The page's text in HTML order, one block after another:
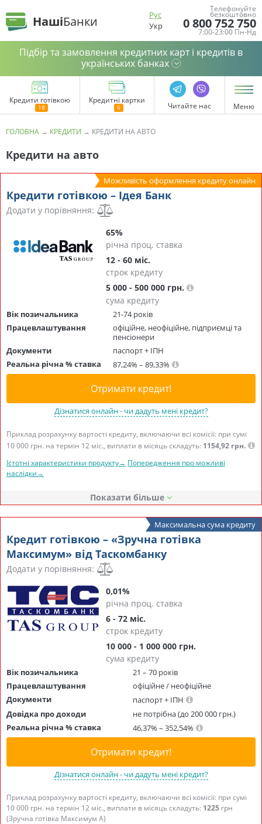
НашіБанки
Рус
Укр
Телефонуйте
безкоштовно
0 800 752 750
7:00-23:00 Пн-Нд
Підбір та замовлення кредитних карт і кредитів в
українських банках
Кредити готівкою Кредитні картки
Читайте нас Меню
ГОЛОВНА → КРЕДИТИ → КРЕДИТИ НА АВТО
Кредити на авто
Можливість оформлення кредиту онлайн
Кредити готівкою – Ідея Банк
Додати у порівняння:
65%
річна проц. ставка
12 - 60 міс.
строк кредиту
5 000 - 500 000 грн.
сума кредиту
Вік позичальника
21-74 років
Працевлаштування
офіційне, неофіційне, підприємці та
пенсіонери
Документи
паспорт + ІПН
Реальна річна % ставка
87,24% – 89,33%
Отримати кредит!
Дізнатися онлайн - чи дадуть мені кредит?
Приклад розрахунку вартості кредиту, включаючи всі комісії: при сумі
10 000 грн. на термін 12 міс., виплати в місяць складуть: 1154,92 грн.
Істотні характеристики продукту→ Попередження про можливі
наслідки→
Показати
Максимальна сума кредиту
Кредит готівкою – «Зручна готівка
Максимум» від Таскомбанку
Додати у порівняння:
0,01%
річна проц. ставка
6 - 72 міс.
строк кредиту
10 000 - 1 000 000 грн.
сума кредиту
Вік позичальника
21 – 70 років
Працевлаштування
офіційне / неофіційне
Документи
паспорт + ІПН
Довідка про доходи
не потрібна (до 200 000 грн.)
Реальна річна % ставка
46,37% – 352,54%
Отримати кредит!
Дізнатися онлайн - чи дадуть мені кредит?
Приклад розрахунку вартості кредиту, включаючи всі комісії: при сумі
10 000 грн. на термін 12 міс., виплати в місяць складуть: 1225 грн
(Зручна готівка Максимум А)